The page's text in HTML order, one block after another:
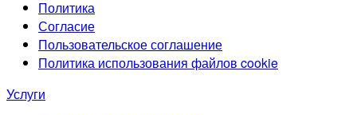
Политика
Согласие
Пользовательское соглашение
Политика использования файлов cookie
Услуги